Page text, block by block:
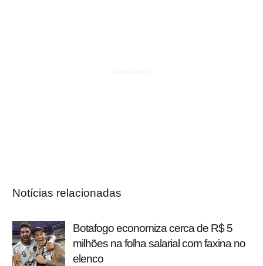
Notícias relacionadas
Botafogo economiza cerca de R$ 5
milhões na folha salarial com faxina no
elenco